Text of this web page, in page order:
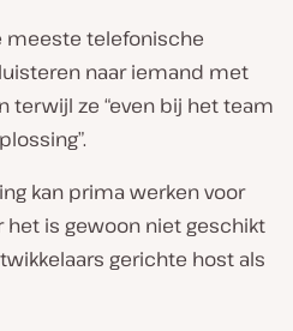
meeste telefonische
naar iemand met
terwijl ze “even bij het team
kan prima werken voor
is gewoon niet geschikt
gerichte host als